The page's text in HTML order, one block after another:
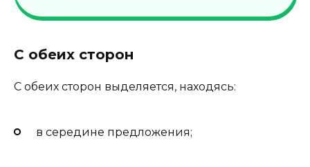
С обеих сторон
С обеих сторон выделяется, находясь:
в середине предложения;